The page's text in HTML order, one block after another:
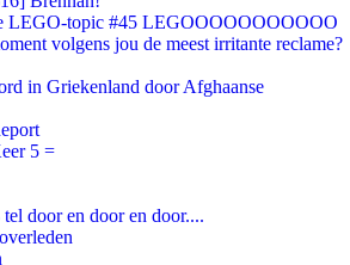
LEGO-topic #45 LEGOOOOOOOOOOO
volgens jou de meest irritante reclame?
in Griekenland door Afghaanse
5 =
door en door en door....